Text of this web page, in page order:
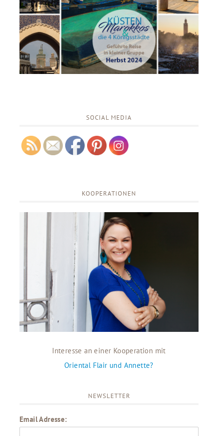
SOCIAL MEDIA
KOOPERATIONEN
Interesse an einer Kooperation mit
Oriental Flair und Annette?
NEWSLETTER
Email Adresse: